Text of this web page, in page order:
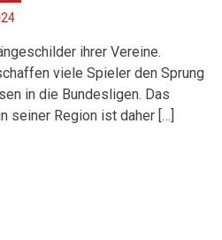
ihrer Vereine.
viele Spieler den Sprung
in die Bundesligen. Das
seiner Region ist daher […]